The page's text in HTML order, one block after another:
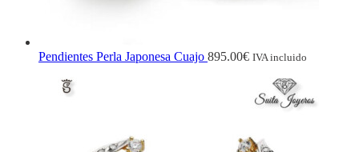
Pendientes Perla Japonesa Cuajo 895.00€ IVA incluido